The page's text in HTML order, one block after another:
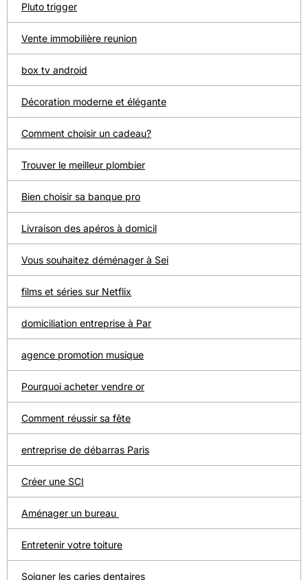
Pluto trigger
Vente immobilière reunion
box tv android
Décoration moderne et élégante
Comment choisir un cadeau?
Trouver le meilleur plombier
Bien choisir sa banque pro
Livraison des apéros à domicil
Vous souhaitez déménager à Sei
films et séries sur Netflix
domiciliation entreprise à Par
agence promotion musique
Pourquoi acheter vendre or
Comment réussir sa fête
entreprise de débarras Paris
Créer une SCI
Aménager un bureau
Entretenir votre toiture
Soigner les caries dentaires